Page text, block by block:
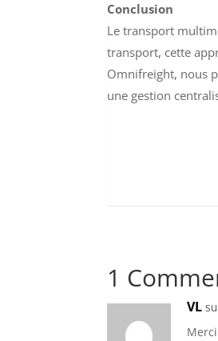
Conclusion
Le transport
transport, cette
Omnifreight, nous
une gestion
1
VL